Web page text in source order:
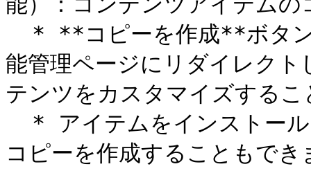
能管理ページにリダイレク
テンツをカスタマイズする
コピーを作成することもでき